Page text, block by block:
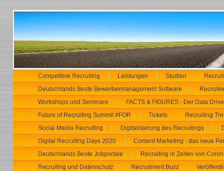
Competitive Recruiting Leistungen Studien
Deutschlands Beste Bewerbermanagement Software
Workshops und Seminare
FACTS & FIGURES - Der Data
Future of Recruiting Summit #FOR
Tickets
Recruiting
Social Media Recruiting
Digitalisierung des Recruitings
Digital Recruiting Days 2020
Content Marketing - das neue
Deutschlands Beste Jobportale
Recruiting in Zeiten von
Recruiting und Datenschutz
Recruitment Buzz